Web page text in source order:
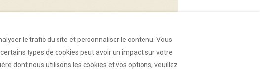
le trafic du site et personnaliser le contenu. Vous
types de cookies peut avoir un impact sur votre
dont nous utilisons les cookies et vos options, veuillez